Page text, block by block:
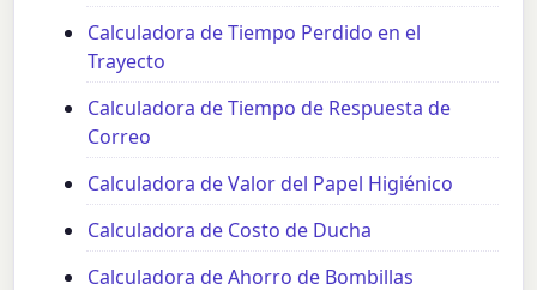
Calculadora de Tiempo Perdido en el
Trayecto
Calculadora de Tiempo de Respuesta de
Correo
Calculadora de Valor del Papel Higiénico
Calculadora de Costo de Ducha
Calculadora de Ahorro de Bombillas